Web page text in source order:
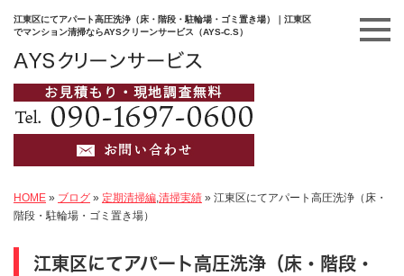
江東区にてアパート高圧洗浄（床・階段・駐輪場・ゴミ置き場）｜江東区
でマンション清掃ならAYSクリーンサービス（AYS-C.S）
HOME » ブログ » 定期清掃編,清掃実績 » 江東区にてアパート高圧洗浄（床・
階段・駐輪場・ゴミ置き場）
江東区にてアパート高圧洗浄（床・階段・